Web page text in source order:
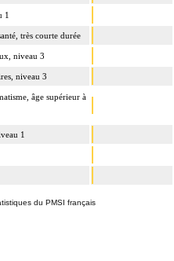
1
très courte durée
niveau 3
niveau 3
âge supérieur à
1
du PMSI français